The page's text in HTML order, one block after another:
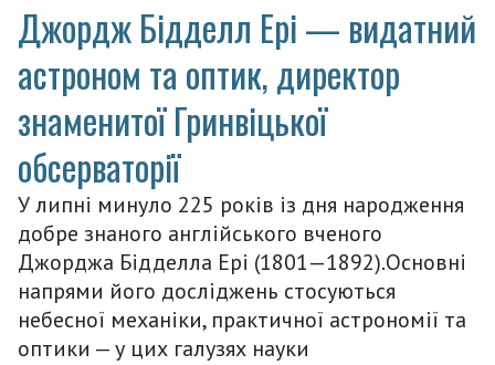
Джордж Бідделл Ері — видатний
астроном та оптик, директор
знаменитої Гринвіцької
обсерваторії
У липні минуло 225 років із дня народження
добре знаного англійського вченого
Джорджа Бідделла Ері (1801—1892).Основні
напрями його досліджень стосуються
небесної механіки, практичної астрономії та
оптики — у цих галузях науки